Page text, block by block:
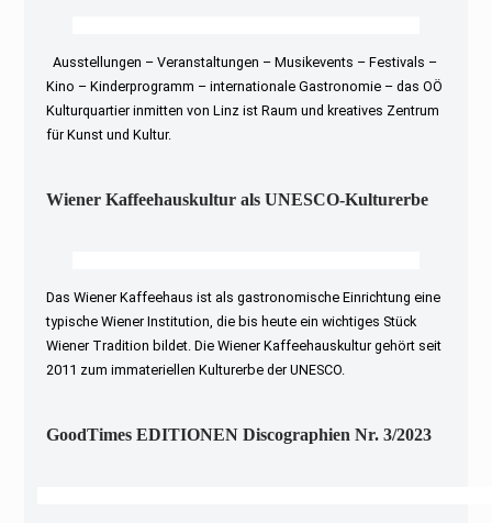
Ausstellungen – Veranstaltungen – Musikevents – Festivals –
Kino – Kinderprogramm – internationale Gastronomie – das OÖ
Kulturquartier inmitten von Linz ist Raum und kreatives Zentrum
für Kunst und Kultur.
Wiener Kaffeehauskultur als UNESCO-Kulturerbe
Das Wiener Kaffeehaus ist als gastronomische Einrichtung eine
typische Wiener Institution, die bis heute ein wichtiges Stück
Wiener Tradition bildet. Die Wiener Kaffeehauskultur gehört seit
2011 zum immateriellen Kulturerbe der UNESCO.
GoodTimes EDITIONEN Discographien Nr. 3/2023